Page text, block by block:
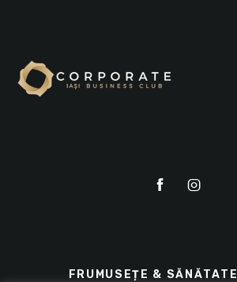
FRUMUSEȚE & SĂNĂTATE